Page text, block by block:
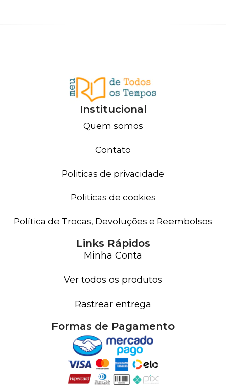
Institucional
Quem somos
Contato
Politicas de privacidade
Politicas de cookies
Política de Trocas, Devoluções e Reembolsos
Links Rápidos
Minha Conta
Ver todos os produtos
Rastrear entrega
Formas de Pagamento